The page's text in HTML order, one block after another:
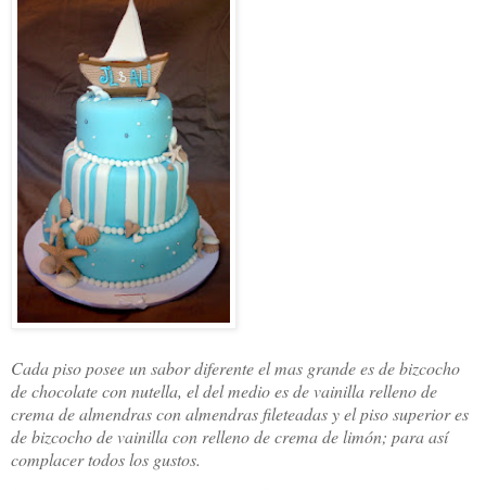
Cada piso posee un sabor diferente el mas grande es de bizcocho
de chocolate con nutella, el del medio es de vainilla relleno de
crema de almendras con almendras fileteadas y el piso superior es
de bizcocho de vainilla con relleno de crema de limón; para así
complacer todos los gustos.